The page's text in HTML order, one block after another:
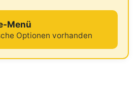
Menü
Optionen vorhanden